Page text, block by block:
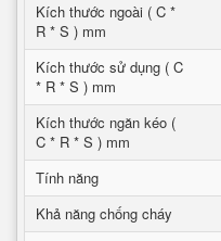
Kích thước ngoài ( C *
R * S ) mm
Kích thước sử dụng ( C
* R * S ) mm
Kích thước ngăn kéo (
C * R * S ) mm
Tính năng
Khả năng chống cháy